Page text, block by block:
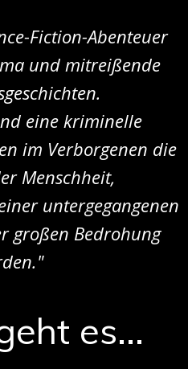
Fiction-Abenteuer
und mitreißende
eine kriminelle
im Verborgenen die
Menschheit,
untergegangenen
großen Bedrohung
es...